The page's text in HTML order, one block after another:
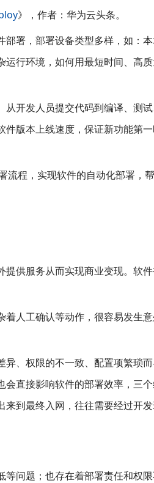
》，作者：华为云头条。
署，部署设备类型多样，如：
行环境，如何用最短时间、高
开发人员提交代码到编译、测
版本上线速度，保证新功能第
流程，实现软件的自动化部署，
供服务从而实现商业变现。软
人工确认等动作，很容易发生
、权限的不一致、配置项繁琐
直接影响软件的部署效率，三
到最终入网，往往需要经过开
问题；也存在着部署责任和权